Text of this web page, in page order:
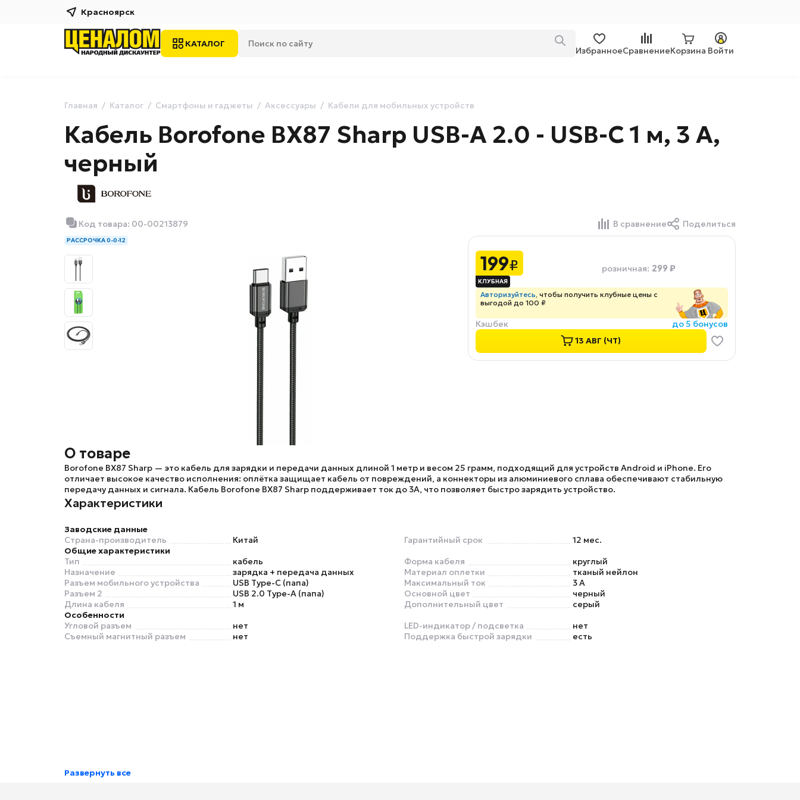
Красноярск
КАТАЛОГ
ИзбранноеСравнениеКорзина Войти
Главная Каталог Смартфоны и гаджеты Аксессуары Кабели для мобильных устройств
Кабель Borofone BX87 Sharp USB-A 2.0 - USB-C 1 м, 3 А,
черный
Код товара: 00-00213879 В сравнение Поделиться
РАССРОЧКА 0-0-12
199₽ розничная: 299 ₽
Авторизуйтесь, чтобы получить клубные цены с
выгодой до 100 ₽
Кэшбек
до 5 бонусов
13 АВГ (ЧТ)
О товаре
Borofone BX87 Sharp — это кабель для зарядки и передачи данных длиной 1 метр и весом 25 грамм, подходящий для устройств Android и iPhone. Его
отличает высокое качество исполнения: оплётка защищает кабель от повреждений, а коннекторы из алюминиевого сплава обеспечивают стабильную
передачу данных и сигнала. Кабель Borofone BX87 Sharp поддерживает ток до 3А, что позволяет быстро зарядить устройство.
Характеристики
Заводские данные
Страна-производитель
Китай Гарантийный срок
12 мес.
Общие характеристики
Тип
кабель
Назначение
зарядка + передача данных
Разъем мобильного устройства
USB Type-C (папа)
Разъем 2
USB 2.0 Type-A (папа)
Длина кабеля
1 м
Форма кабеля
круглый
Материал оплетки
тканый нейлон
Максимальный ток
3 А
Основной цвет
черный
Дополнительный цвет
серый
Особенности
Угловой разъем
нет
Съемный магнитный разъем
нет
LED-индикатор / подсветка
нет
Поддержка быстрой зарядки
есть
Развернуть все